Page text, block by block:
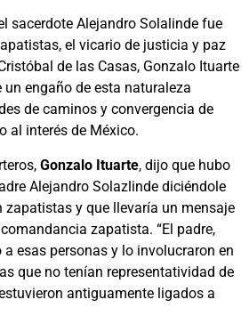
sacerdote Alejandro Solalinde fue
el vicario de justicia y paz
de las Casas, Gonzalo Ituarte
un engaño de esta naturaleza
de caminos y convergencia de
al interés de México.
Gonzalo Ituarte, dijo que hubo
Alejandro Solazlinde diciéndole
y que llevaría un mensaje
zapatista. “El padre,
esas personas y lo involucraron en
que no tenían representatividad de
antiguamente ligados a